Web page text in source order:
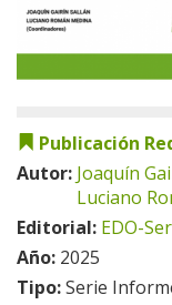
Publicación
Autor: Joaquín
Luciano
Editorial: EDO-
Año: 2025
Tipo:Serie